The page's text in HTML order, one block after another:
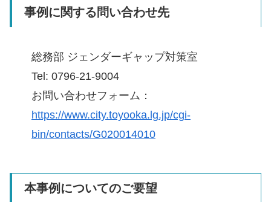
事例に関する問い合わせ先
総務部 ジェンダーギャップ対策室
Tel: 0796-21-9004
お問い合わせフォーム：
https://www.city.toyooka.lg.jp/cgi-
bin/contacts/G020014010
本事例についてのご要望